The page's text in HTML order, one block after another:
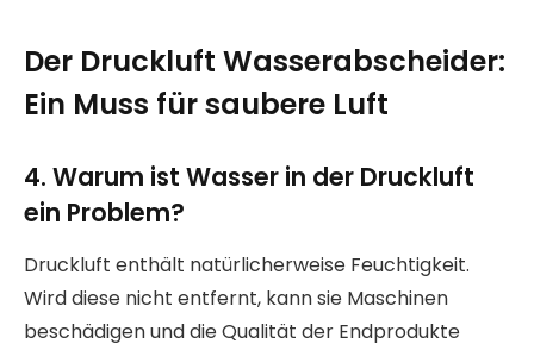
Der Druckluft Wasserabscheider:
Ein Muss für saubere Luft
4. Warum ist Wasser in der Druckluft
ein Problem?
Druckluft enthält natürlicherweise Feuchtigkeit.
Wird diese nicht entfernt, kann sie Maschinen
beschädigen und die Qualität der Endprodukte